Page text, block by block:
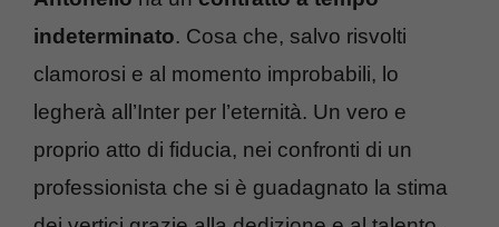
indeterminato
. Cosa che, salvo risvolti
clamorosi e al momento improbabili, lo
legherà all’Inter per l’eternità. Un vero e
proprio atto di fiducia, nei confronti di un
professionista che si è guadagnato la stima
dei vertici grazie alla dedizione e al talento.